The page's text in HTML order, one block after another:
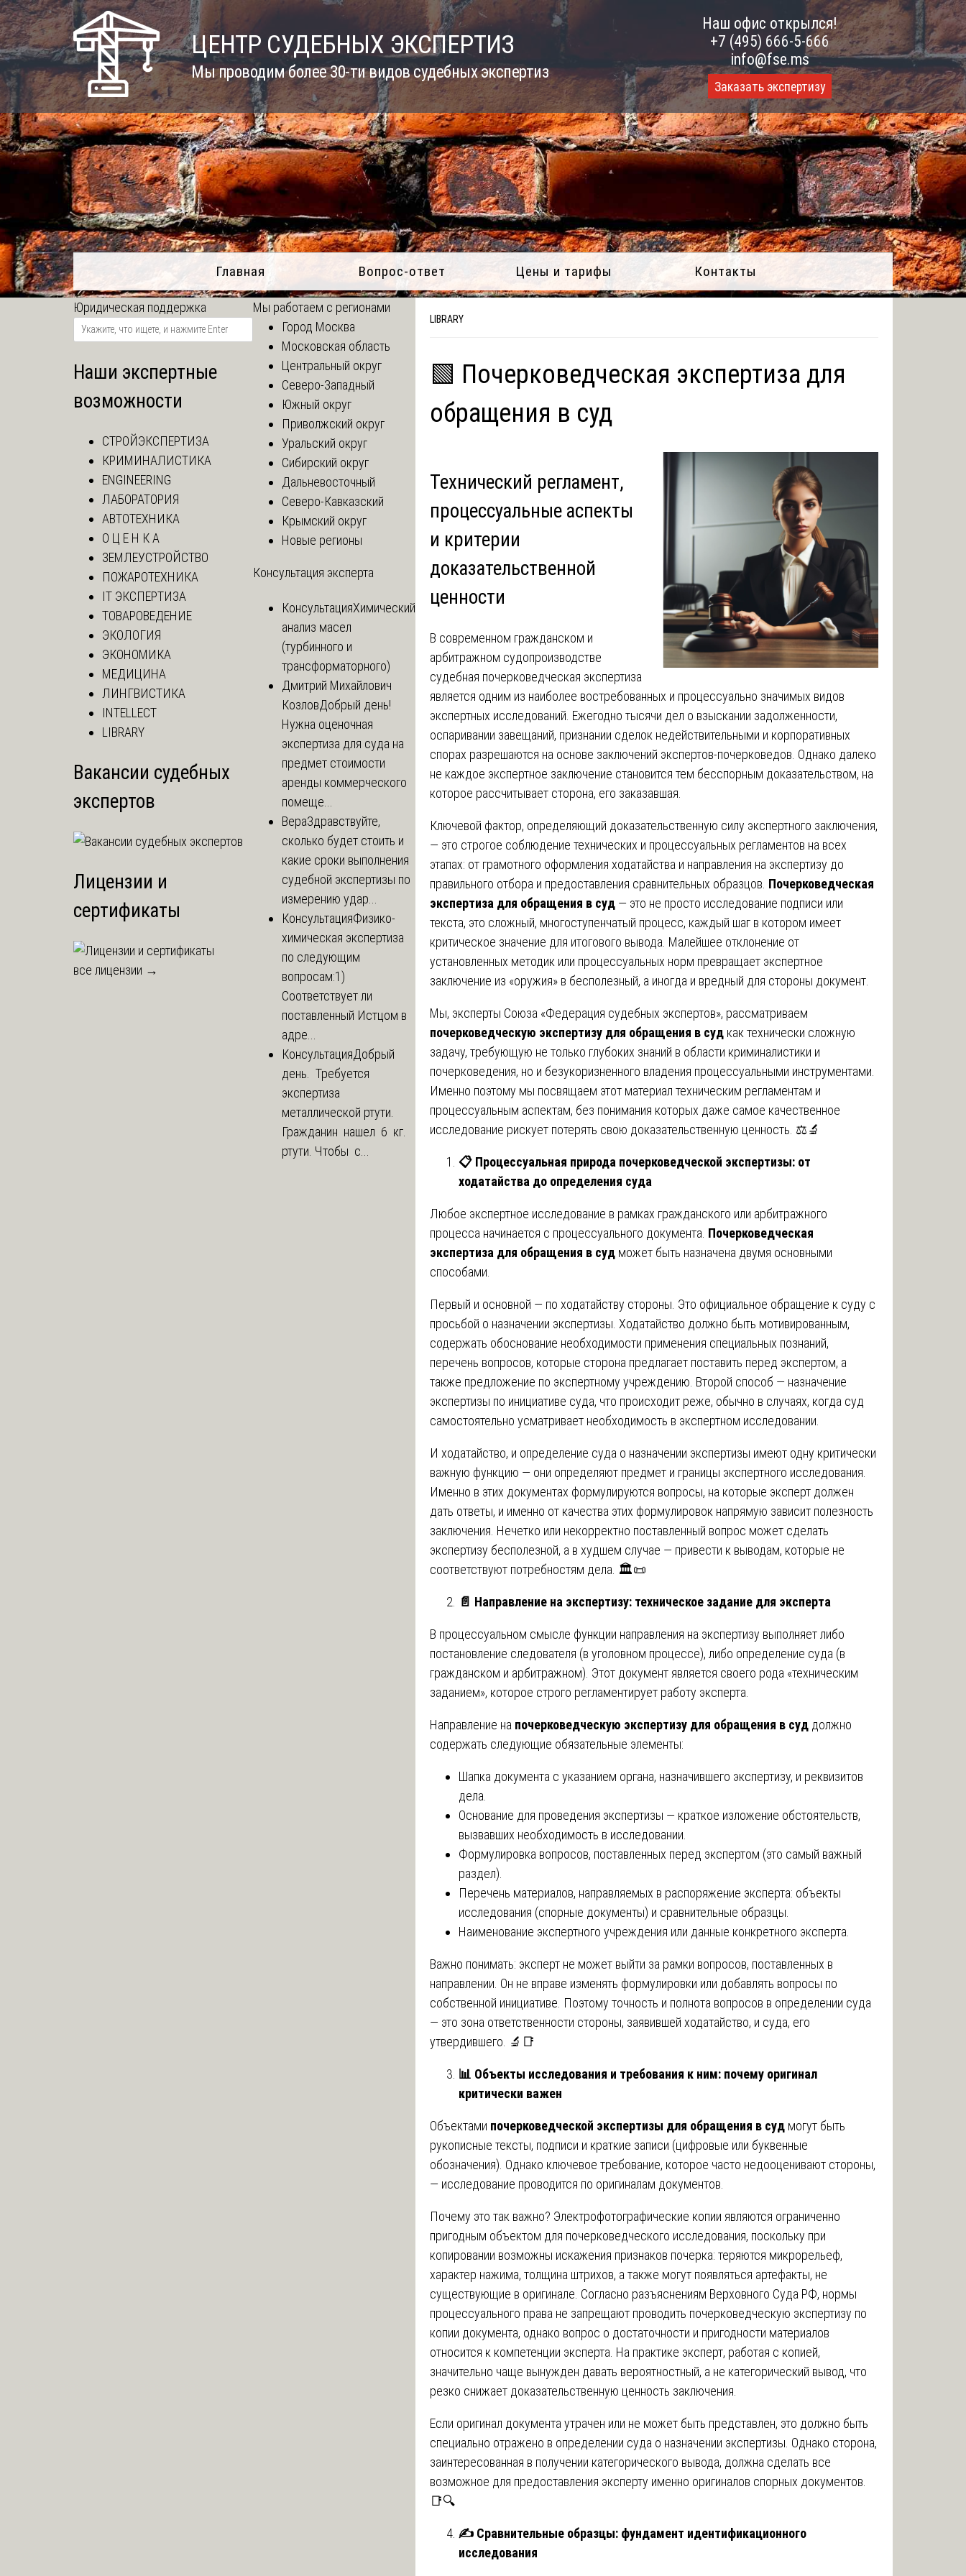
Skip
to
content
ЦЕНТР СУДЕБНЫХ ЭКСПЕРТИЗ
Мы проводим более 30-ти видов судебных экспертиз
Наш офис открылся!
+7 (495) 666-5-666
info@fse.ms
Заказать экспертизу
Главная Вопрос-ответ Цены и тарифы Контакты
LIBRARY
🟩 Почерковедческая экспертиза для
обращения в суд
Технический регламент,
процессуальные аспекты
и критерии
доказательственной
ценности
В современном гражданском и
арбитражном судопроизводстве
судебная почерковедческая экспертиза
является одним из наиболее востребованных и процессуально значимых видов
экспертных исследований. Ежегодно тысячи дел о взыскании задолженности,
оспаривании завещаний, признании сделок недействительными и корпоративных
спорах разрешаются на основе заключений экспертов-почерковедов. Однако далеко
не каждое экспертное заключение становится тем бесспорным доказательством, на
которое рассчитывает сторона, его заказавшая.
Ключевой фактор, определяющий доказательственную силу экспертного заключения,
— это строгое соблюдение технических и процессуальных регламентов на всех
этапах: от грамотного оформления ходатайства и направления на экспертизу до
правильного отбора и предоставления сравнительных образцов. Почерковедческая
экспертиза для обращения в суд — это не просто исследование подписи или
текста, это сложный, многоступенчатый процесс, каждый шаг в котором имеет
критическое значение для итогового вывода. Малейшее отклонение от
установленных методик или процессуальных норм превращает экспертное
заключение из «оружия» в бесполезный, а иногда и вредный для стороны документ.
Мы, эксперты Союза «Федерация судебных экспертов», рассматриваем
почерковедческую экспертизу для обращения в суд как технически сложную
задачу, требующую не только глубоких знаний в области криминалистики и
почерковедения, но и безукоризненного владения процессуальными инструментами.
Именно поэтому мы посвящаем этот материал техническим регламентам и
процессуальным аспектам, без понимания которых даже самое качественное
исследование рискует потерять свою доказательственную ценность. ⚖️🔬
📋 Процессуальная природа почерковедческой экспертизы: от
ходатайства до определения суда
Любое экспертное исследование в рамках гражданского или арбитражного
процесса начинается с процессуального документа. Почерковедческая
экспертиза для обращения в суд может быть назначена двумя основными
способами.
Первый и основной — по ходатайству стороны. Это официальное обращение к суду с
просьбой о назначении экспертизы. Ходатайство должно быть мотивированным,
содержать обоснование необходимости применения специальных познаний,
перечень вопросов, которые сторона предлагает поставить перед экспертом, а
также предложение по экспертному учреждению. Второй способ — назначение
экспертизы по инициативе суда, что происходит реже, обычно в случаях, когда суд
самостоятельно усматривает необходимость в экспертном исследовании.
И ходатайство, и определение суда о назначении экспертизы имеют одну критически
важную функцию — они определяют предмет и границы экспертного исследования.
Именно в этих документах формулируются вопросы, на которые эксперт должен
дать ответы, и именно от качества этих формулировок напрямую зависит полезность
заключения. Нечетко или некорректно поставленный вопрос может сделать
экспертизу бесполезной, а в худшем случае — привести к выводам, которые не
соответствуют потребностям дела. 🏛️📜
📄 Направление на экспертизу: техническое задание для эксперта
В процессуальном смысле функции направления на экспертизу выполняет либо
постановление следователя (в уголовном процессе), либо определение суда (в
гражданском и арбитражном). Этот документ является своего рода «техническим
заданием», которое строго регламентирует работу эксперта.
Направление на почерковедческую экспертизу для обращения в суд должно
содержать следующие обязательные элементы:
Шапка документа с указанием органа, назначившего экспертизу, и реквизитов
дела.
Основание для проведения экспертизы — краткое изложение обстоятельств,
вызвавших необходимость в исследовании.
Формулировка вопросов, поставленных перед экспертом (это самый важный
раздел).
Перечень материалов, направляемых в распоряжение эксперта: объекты
исследования (спорные документы) и сравнительные образцы.
Наименование экспертного учреждения или данные конкретного эксперта.
Важно понимать: эксперт не может выйти за рамки вопросов, поставленных в
направлении. Он не вправе изменять формулировки или добавлять вопросы по
собственной инициативе. Поэтому точность и полнота вопросов в определении суда
— это зона ответственности стороны, заявившей ходатайство, и суда, его
утвердившего. 🔬📑
📊 Объекты исследования и требования к ним: почему оригинал
критически важен
Объектами почерковедческой экспертизы для обращения в суд могут быть
рукописные тексты, подписи и краткие записи (цифровые или буквенные
обозначения). Однако ключевое требование, которое часто недооценивают стороны,
— исследование проводится по оригиналам документов.
Почему это так важно? Электрофотографические копии являются ограниченно
пригодным объектом для почерковедческого исследования, поскольку при
копировании возможны искажения признаков почерка: теряются микрорельеф,
характер нажима, толщина штрихов, а также могут появляться артефакты, не
существующие в оригинале. Согласно разъяснениям Верховного Суда РФ, нормы
процессуального права не запрещают проводить почерковедческую экспертизу по
копии документа, однако вопрос о достаточности и пригодности материалов
относится к компетенции эксперта. На практике эксперт, работая с копией,
значительно чаще вынужден давать вероятностный, а не категорический вывод, что
резко снижает доказательственную ценность заключения.
Если оригинал документа утрачен или не может быть представлен, это должно быть
специально отражено в определении суда о назначении экспертизы. Однако сторона,
заинтересованная в получении категорического вывода, должна сделать все
возможное для предоставления эксперту именно оригиналов спорных документов.
📑🔍
✍️ Сравнительные образцы: фундамент идентификационного
исследования
Юридическая поддержка
Наши экспертные
возможности
СТРОЙЭКСПЕРТИЗА
КРИМИНАЛИСТИКА
ENGINEERING
ЛАБОРАТОРИЯ
АВТОТЕХНИКА
О Ц Е Н К А
ЗЕМЛЕУСТРОЙСТВО
ПОЖАРОТЕХНИКА
IT ЭКСПЕРТИЗА
ТОВАРОВЕДЕНИЕ
ЭКОЛОГИЯ
ЭКОНОМИКА
МЕДИЦИНА
ЛИНГВИСТИКА
INTELLECT
LIBRARY
Вакансии судебных
экспертов
Лицензии и
сертификаты
все лицензии →
Мы работаем с регионами
Город Москва
Московская область
Центральный округ
Северо-Западный
Южный округ
Приволжский округ
Уральский округ
Сибирский округ
Дальневосточный
Северо-Кавказский
Крымский округ
Новые регионы
Консультация эксперта
КонсультацияХимический
анализ масел
(турбинного и
трансформаторного)
Дмитрий Михайлович
КозловДобрый день!
Нужна оценочная
экспертиза для суда на
предмет стоимости
аренды коммерческого
помеще...
ВераЗдравствуйте,
сколько будет стоить и
какие сроки выполнения
судебной экспертизы по
измерению удар...
КонсультацияФизико-
химическая экспертиза
по следующим
вопросам:1)
Соответствует ли
поставленный Истцом в
адре...
КонсультацияДобрый
день. Требуется
экспертиза
металлической ртути.
Гражданин нашел 6 кг.
ртути. Чтобы с...